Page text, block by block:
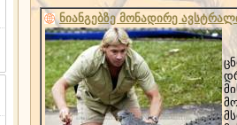
ნიანგებზე მონადირე